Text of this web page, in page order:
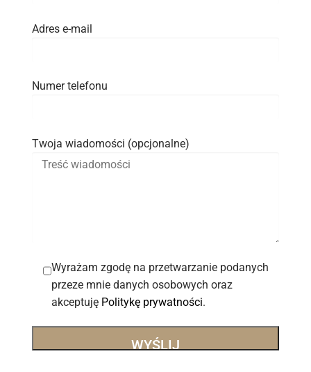
Adres e-mail
Numer telefonu
Twoja wiadomości (opcjonalne)
Wyrażam zgodę na przetwarzanie podanych
przeze mnie danych osobowych oraz
akceptuję Politykę prywatności.